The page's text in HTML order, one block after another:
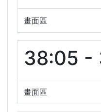
畫面區
38:05 -
畫面區